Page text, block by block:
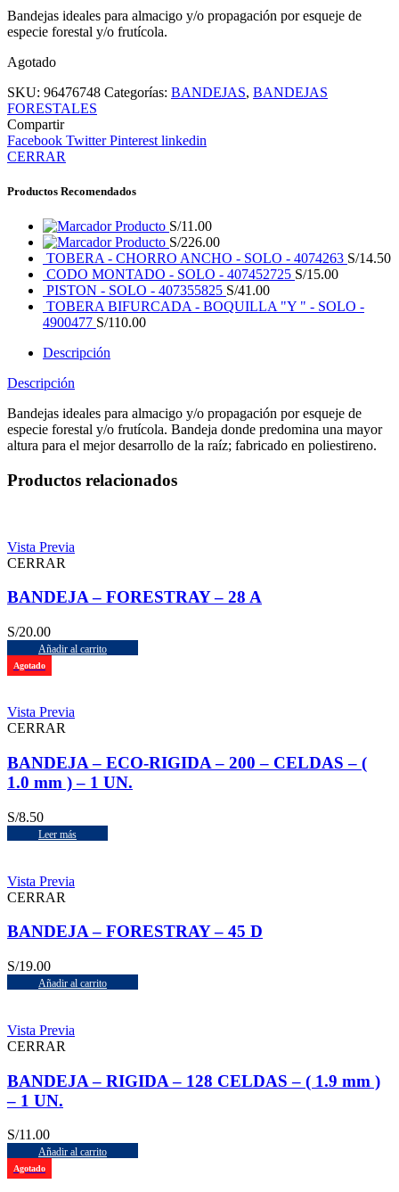
Bandejas ideales para almacigo y/o propagación por esqueje de
especie forestal y/o frutícola.
Agotado
SKU: 96476748 Categorías: BANDEJAS, BANDEJAS
FORESTALES
Compartir
Facebook Twitter Pinterest linkedin
CERRAR
Productos Recomendados
Producto S/11.00
Producto S/226.00
TOBERA - CHORRO ANCHO - SOLO - 4074263 S/14.50
CODO MONTADO - SOLO - 407452725 S/15.00
PISTON - SOLO - 407355825 S/41.00
TOBERA BIFURCADA - BOQUILLA "Y " - SOLO -
4900477 S/110.00
Descripción
Descripción
Bandejas ideales para almacigo y/o propagación por esqueje de
especie forestal y/o frutícola. Bandeja donde predomina una mayor
altura para el mejor desarrollo de la raíz; fabricado en poliestireno.
Productos relacionados
Vista Previa
CERRAR
BANDEJA – FORESTRAY – 28 A
S/20.00
Añadir al carrito
Agotado
Vista Previa
CERRAR
BANDEJA – ECO-RIGIDA – 200 – CELDAS – (
1.0 mm ) – 1 UN.
S/8.50
Leer más
Vista Previa
CERRAR
BANDEJA – FORESTRAY – 45 D
S/19.00
Añadir al carrito
Vista Previa
CERRAR
BANDEJA – RIGIDA – 128 CELDAS – ( 1.9 mm )
– 1 UN.
S/11.00
Añadir al carrito
Agotado